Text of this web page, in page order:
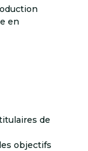
en
de
objectifs